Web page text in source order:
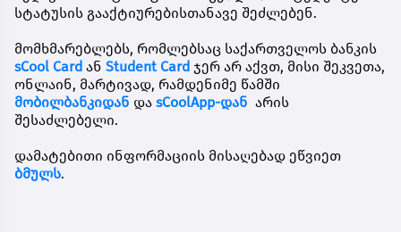
სტატუსის გააქტიურებისთანავე შეძლებენ.
მომხმარებლებს, რომლებსაც საქართველოს ბანკის
sCool Card ან Student Card ჯერ არ აქვთ, მისი შეკვეთა,
ონლაინ, მარტივად, რამდენიმე წამში
მობილბანკიდან და sCoolApp-დან არის
შესაძლებელი.
დამატებითი ინფორმაციის მისაღებად ეწვიეთ
ბმულს.